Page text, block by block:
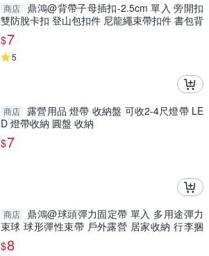
商店
鼎鴻@背帶子母插扣-2.5cm 單入 旁開扣
雙防脫卡扣 登山包扣件 尼龍繩束帶扣件 書包背
帶調節
$7
5
商店
露營用品 燈帶 收納盤 可收2-4尺燈帶 LE
D 燈帶收納 圓盤 收納
$7
商店
鼎鴻@球頭彈力固定帶 單入 多用途彈力
束球 球形彈性束帶 戶外露營 居家收納 行李捆
綁 帳篷綁帶
$8